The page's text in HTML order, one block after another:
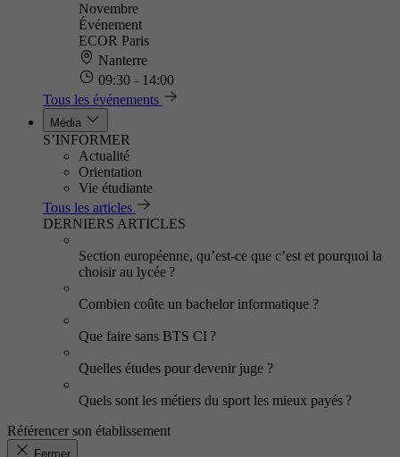
Novembre
Événement
ECOR Paris
Nanterre
09:30 - 14:00
Tous les événements
Média
S’INFORMER
Actualité
Orientation
Vie étudiante
Tous les articles
DERNIERS ARTICLES
Section européenne, qu’est-ce que c’est et pourquoi la
choisir au lycée ?
Combien coûte un bachelor informatique ?
Que faire sans BTS CI ?
Quelles études pour devenir juge ?
Quels sont les métiers du sport les mieux payés ?
Référencer son établissement
Fermer